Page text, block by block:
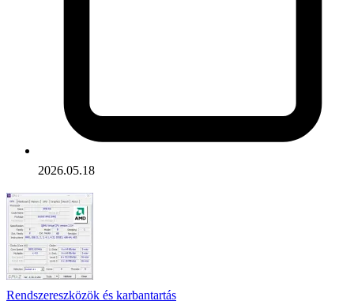
2026.05.18
Rendszereszközök és karbantartás